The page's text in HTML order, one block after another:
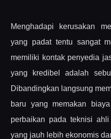
Menghadapi kerusakan
yang padat tentu sangat
memiliki kontak penyedia
yang kredibel adalah
Dibandingkan langsung
baru yang memakan
perbaikan pada teknisi
yang jauh lebih ekonomis